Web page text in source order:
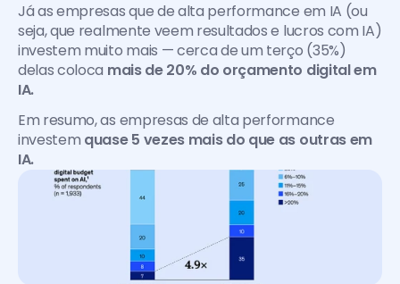
Já as empresas que de alta performance em IA (ou
seja, que realmente veem resultados e lucros com IA)
investem muito mais — cerca de um terço (35%)
delas coloca mais de 20% do orçamento digital em
IA.
Em resumo, as empresas de alta performance
investem quase 5 vezes mais do que as outras em
IA.